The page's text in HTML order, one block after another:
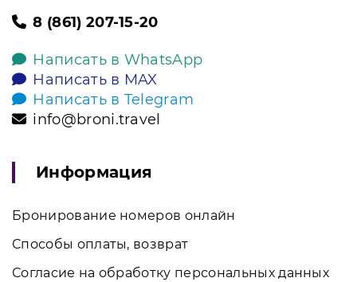
8 (861) 207-15-20
Написать в WhatsApp
Написать в MAX
Написать в Telegram
info@broni.travel
Информация
Бронирование номеров онлайн
Способы оплаты, возврат
Согласие на обработку персональных данных